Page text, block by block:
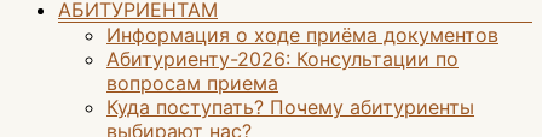
АБИТУРИЕНТАМ
Информация о ходе приёма документов
Абитуриенту-2026: Консультации по
вопросам приема
Куда поступать? Почему абитуриенты
выбирают нас?